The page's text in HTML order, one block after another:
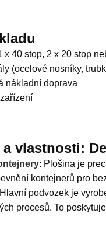
x 40 stop, 2 x 20 stop
(ocelové nosníky,
nákladní doprava
vlastnosti:
: Plošina je
kontejnerů pro
podvozek je
procesů. To